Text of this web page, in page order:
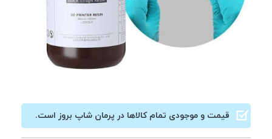
قیمت و موجودی تمام کالاها در پرمان شاپ بروز است.